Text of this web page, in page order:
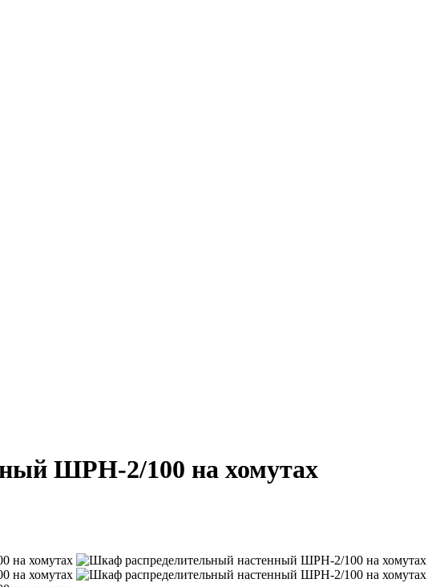
ШРН-2/100 на хомутах